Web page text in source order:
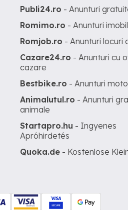
Publi24.ro - Anunturi
Romimo.ro - Anunturi
Romjob.ro - Anunturi locuri
Cazare24.ro - Anunturi cu
cazare
Bestbike.ro - Anunturi moto
Animalutul.ro - Anunturi
animale
Startapro.hu - Ingyenes
Apróhirdetés
Quoka.de - Kostenlose